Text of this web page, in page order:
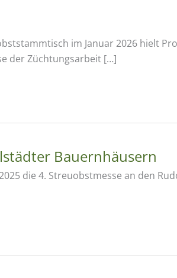
im Januar 2026 hielt
der Züchtungsarbeit […]
Bauernhäusern
die 4. Streuobstmesse an den